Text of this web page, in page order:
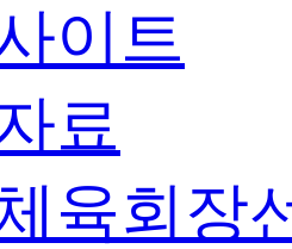
이트
료
육회장